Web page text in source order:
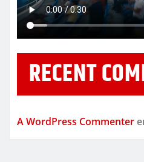
RECENT
A WordPress Commenter